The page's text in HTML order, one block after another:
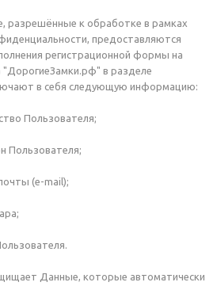
разрешённые к обработке в рамках
предоставляются
регистрационной формы на
"ДорогиеЗамки.рф" в разделе
в себя следующую информацию:
Пользователя;
Пользователя;
(e-mail);
Данные, которые автоматически